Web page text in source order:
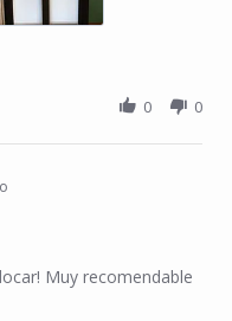
0 0
Muy recomendable